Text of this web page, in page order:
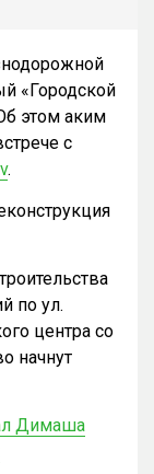
«Городской
этом аким
с
.
по ул.
центра со
начнут
Димаша